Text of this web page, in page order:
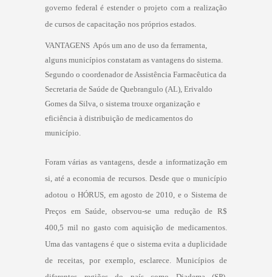
governo federal é estender o projeto com a realização
de cursos de capacitação nos próprios estados.
VANTAGENS  Após um ano de uso da ferramenta,
alguns municípios constatam as vantagens do sistema.
Segundo o coordenador de Assistência Farmacêutica da
Secretaria de Saúde de Quebrangulo (AL), Erivaldo
Gomes da Silva, o sistema trouxe organização e
eficiência à distribuição de medicamentos do
município.
Foram várias as vantagens, desde a informatização em
si, até a economia de recursos. Desde que o município
adotou o HÓRUS, em agosto de 2010, e o Sistema de
Preços em Saúde, observou-se uma redução de R$
400,5 mil no gasto com aquisição de medicamentos.
Uma das vantagens é que o sistema evita a duplicidade
de receitas, por exemplo, esclarece. Municípios de